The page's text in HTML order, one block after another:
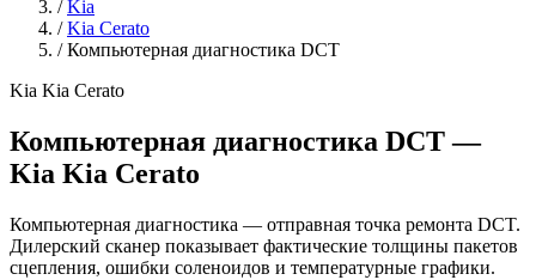
/ Kia
/ Kia Cerato
/ Компьютерная диагностика DCT
Kia Kia Cerato
Компьютерная диагностика DCT —
Kia Kia Cerato
Компьютерная диагностика — отправная точка ремонта DCT.
Дилерский сканер показывает фактические толщины пакетов
сцепления, ошибки соленоидов и температурные графики.